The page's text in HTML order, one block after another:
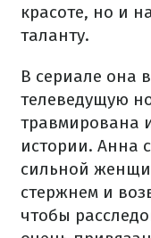
красоте, но и
таланту.
В сериале она
телеведущую
травмирована
истории. Анна
сильной
стержнем и
чтобы